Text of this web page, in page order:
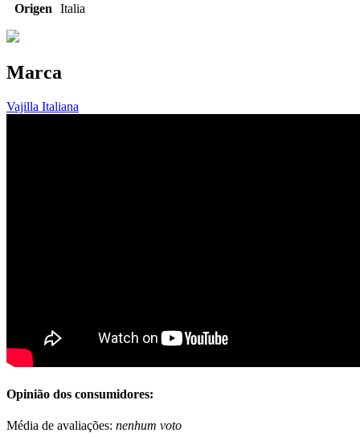
Origen
Italia
Marca
Vajilla Italiana
Opinião dos consumidores:
Média de avaliações: nenhum voto